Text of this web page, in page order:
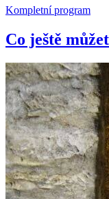
Kompletní program
Co ještě